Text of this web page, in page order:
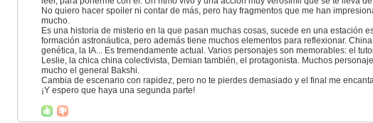
No quiero hacer spoiler ni contar de más, pero hay fragmentos que me han
mucho.
Es una historia de misterio en la que pasan muchas cosas, sucede en una estación
formación astronáutica, pero además tiene muchos elementos para reflexionar.
genética, la IA... Es tremendamente actual. Varios personajes son memorables: el
Leslie, la chica china colectivista, Demian también, el protagonista. Muchos
mucho el general Bakshi.
Cambia de escenario con rapidez, pero no te pierdes demasiado y el final me
¡Y espero que haya una segunda parte!